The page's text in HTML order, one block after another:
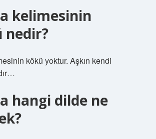
kelimesinin
nedir?
kökü yoktur. Aşkın kendi
hangi dilde ne